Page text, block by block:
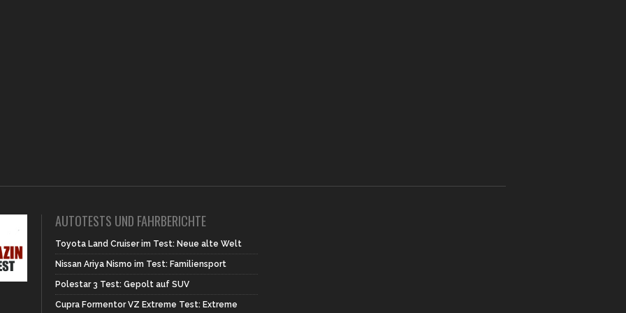
AUTOTESTS UND FAHRBERICHTE
Toyota Land Cruiser im Test: Neue alte Welt
Nissan Ariya Nismo im Test: Familiensport
Polestar 3 Test: Gepolt auf SUV
Cupra Formentor VZ Extreme Test: Extreme